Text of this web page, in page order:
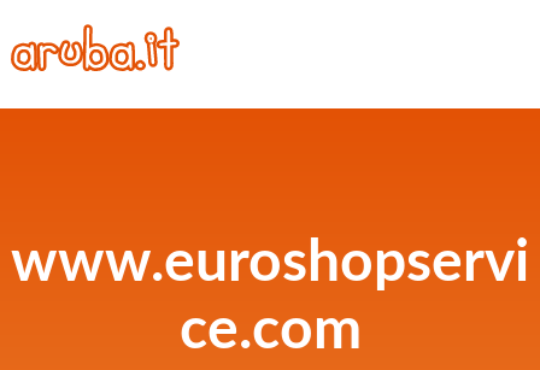
www.euroshopservi
ce.com